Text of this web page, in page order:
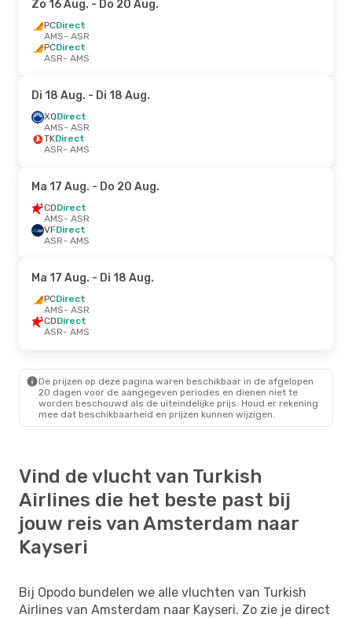
Zo 16 Aug. - Do 20 Aug.
PCDirect
AMS- ASR
PCDirect
ASR- AMS
Di 18 Aug. - Di 18 Aug.
XQDirect
AMS- ASR
TKDirect
ASR- AMS
Ma 17 Aug. - Do 20 Aug.
CDDirect
AMS- ASR
VFDirect
ASR- AMS
Ma 17 Aug. - Di 18 Aug.
PCDirect
AMS- ASR
CDDirect
ASR- AMS
De prijzen op deze pagina waren beschikbaar in de afgelopen
20 dagen voor de aangegeven periodes en dienen niet te
worden beschouwd als de uiteindelijke prijs. Houd er rekening
mee dat beschikbaarheid en prijzen kunnen wijzigen.
Vind de vlucht van Turkish
Airlines die het beste past bij
jouw reis van Amsterdam naar
Kayseri
Bij Opodo bundelen we alle vluchten van Turkish
Airlines van Amsterdam naar Kayseri. Zo zie je direct